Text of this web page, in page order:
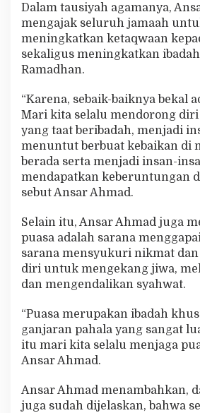
s
a
Dalam tausiyah agamanya,
mengajak seluruh jamaah
meningkatkan ketaqwaan
sekaligus meningkatkan
Ramadhan.
“Karena, sebaik-baiknya bekal
Mari kita selalu mendorong
yang taat beribadah, menjadi
menuntut berbuat kebaikan di
berada serta menjadi insan-
mendapatkan keberuntungan
sebut Ansar Ahmad.
Selain itu, Ansar Ahmad juga
puasa adalah sarana
sarana mensyukuri nikmat dan
diri untuk mengekang jiwa,
dan mengendalikan syahwat.
“Puasa merupakan ibadah
ganjaran pahala yang sangat
itu mari kita selalu menjaga
Ansar Ahmad.
Ansar Ahmad menambahkan,
juga sudah dijelaskan, bahwa